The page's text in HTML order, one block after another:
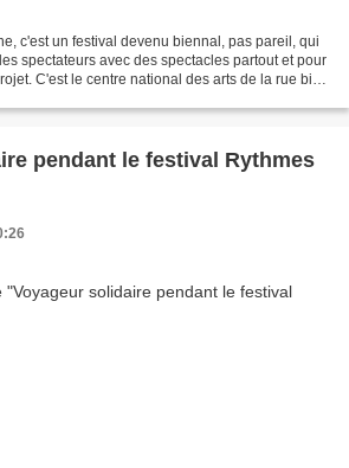
c'est un festival devenu biennal, pas pareil, qui
spectateurs avec des spectacles partout et pour
C'est le centre national des arts de la rue bien
pendant le festival Rythmes